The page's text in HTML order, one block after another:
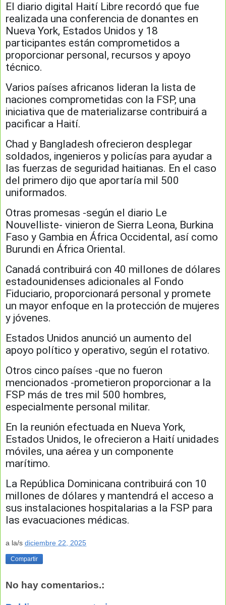
El diario digital Haití Libre recordó que fue
realizada una conferencia de donantes en
Nueva York, Estados Unidos y 18
participantes están comprometidos a
proporcionar personal, recursos y apoyo
técnico.
Varios países africanos lideran la lista de
naciones comprometidas con la FSP, una
iniciativa que de materializarse contribuirá a
pacificar a Haití.
Chad y Bangladesh ofrecieron desplegar
soldados, ingenieros y policías para ayudar a
las fuerzas de seguridad haitianas. En el caso
del primero dijo que aportaría mil 500
uniformados.
Otras promesas -según el diario Le
Nouvelliste- vinieron de Sierra Leona, Burkina
Faso y Gambia en África Occidental, así como
Burundi en África Oriental.
Canadá contribuirá con 40 millones de dólares
estadounidenses adicionales al Fondo
Fiduciario, proporcionará personal y promete
un mayor enfoque en la protección de mujeres
y jóvenes.
Estados Unidos anunció un aumento del
apoyo político y operativo, según el rotativo.
Otros cinco países -que no fueron
mencionados -prometieron proporcionar a la
FSP más de tres mil 500 hombres,
especialmente personal militar.
En la reunión efectuada en Nueva York,
Estados Unidos, le ofrecieron a Haití unidades
móviles, una aérea y un componente
marítimo.
La República Dominicana contribuirá con 10
millones de dólares y mantendrá el acceso a
sus instalaciones hospitalarias a la FSP para
las evacuaciones médicas.
a la/s diciembre 22, 2025
Compartir
No hay comentarios.: